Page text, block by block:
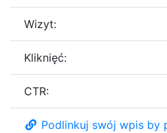
Wizyt:
Kliknięć:
CTR:
Podlinkuj swój wpis by